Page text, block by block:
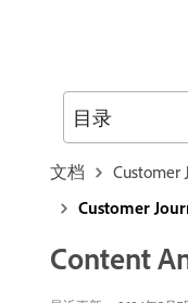
文档
Customer
Customer
Content
目录